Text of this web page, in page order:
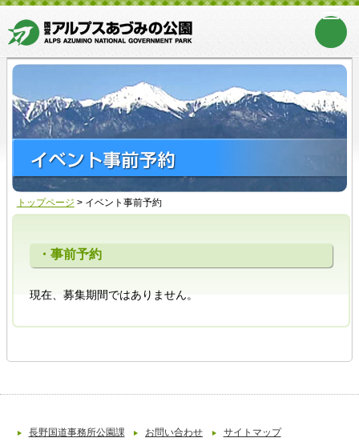
トップページ > イベント事前予約
・事前予約
現在、募集期間ではありません。
長野国道事務所公園課 お問い合わせ サイトマップ